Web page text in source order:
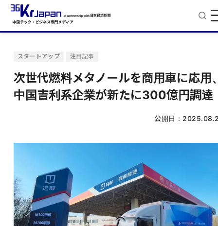
スタートアップ 注目記事
次世代燃料メタノールを商用車に応用
中国吉利系企業が新たに300億円調達
公開日：